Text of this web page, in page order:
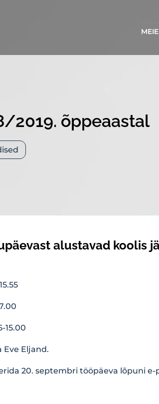
2019. õppeaastal
alustavad koolis
15.00
Eljand.
20. septembri tööpäeva lõpuni